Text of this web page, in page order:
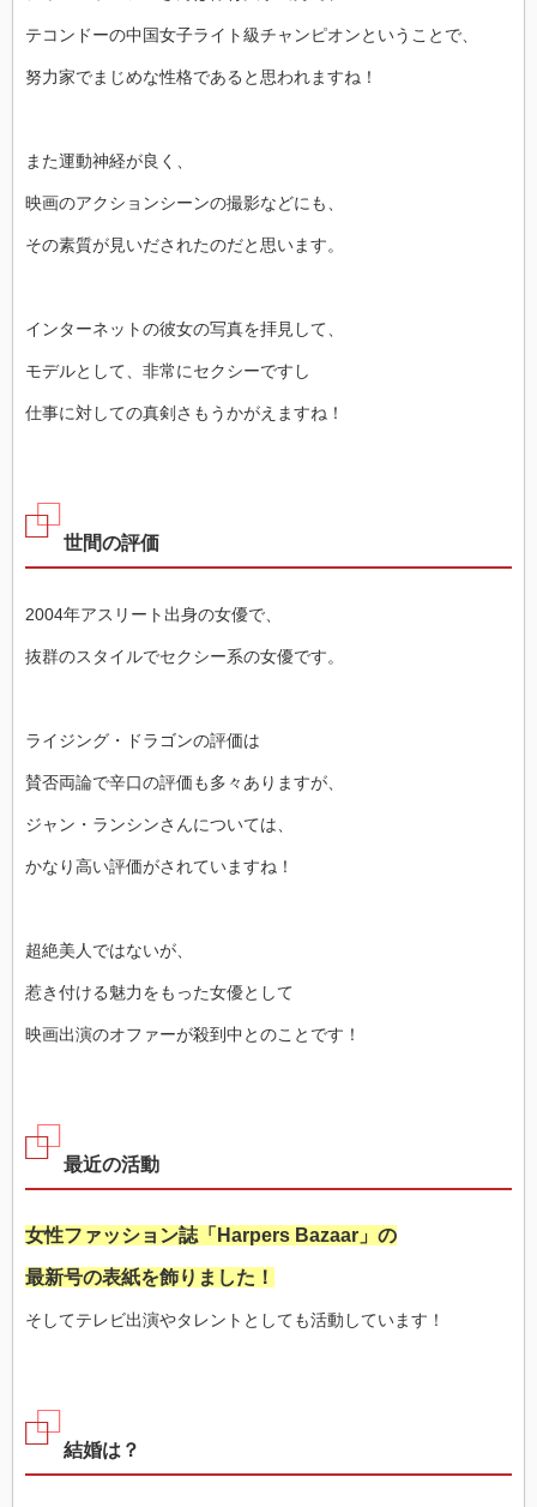
テコンドーの中国女子ライト級チャンピオンということで、
努力家でまじめな性格であると思われますね！
また運動神経が良く、
映画のアクションシーンの撮影などにも、
その素質が見いだされたのだと思います。
インターネットの彼女の写真を拝見して、
モデルとして、非常にセクシーですし
仕事に対しての真剣さもうかがえますね！
世間の評価
2004年アスリート出身の女優で、
抜群のスタイルでセクシー系の女優です。
ライジング・ドラゴンの評価は
賛否両論で辛口の評価も多々ありますが、
ジャン・ランシンさんについては、
かなり高い評価がされていますね！
超絶美人ではないが、
惹き付ける魅力をもった女優として
映画出演のオファーが殺到中とのことです！
最近の活動
女性ファッション誌「Harpers Bazaar」の
最新号の表紙を飾りました！
そしてテレビ出演やタレントとしても活動しています！
結婚は？